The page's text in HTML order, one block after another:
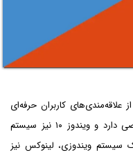
علاقه‌مندی‌های کاربران حرفه‌ای
است. لینوکس مزایا و نقاط قوت خاصی دارد و ویندوز ۱۰ نیز سیستم
ویندوزی، لینوکس نیز